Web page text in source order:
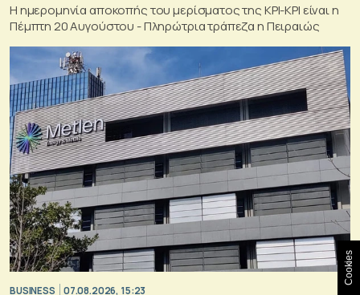
Η ημερομηνία αποκοπής του μερίσματος της ΚΡΙ-ΚΡΙ είναι η
Πέμπτη 20 Αυγούστου - Πληρώτρια τράπεζα η Πειραιώς
BUSINESS 07.08.2026, 15:23
Cookies